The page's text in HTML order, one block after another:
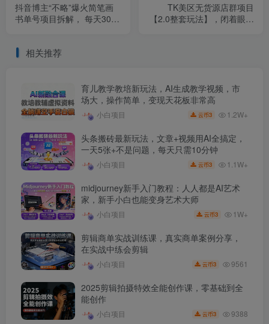
抖音博主“不略”爆火简笔画
书单号项目拆解， 每天30分
TK美区无货源店群项目
【2.0整套玩法】，闭着眼睛
相关推荐
育儿教学教培新玩法，AI生成教学视频，市
场大，操作简单，变现天花板非常高
小白项目 云币3 1.2W+
头条搬砖最新玩法，文章+视频用AI全搞定，
一天5张+不是问题，每天只需10分钟
小白项目 云币3 1.1W+
midjourney新手入门教程：人人都是AI艺术
家，新手小白也能变身艺术大师
小白项目 云币3 1W+
剪辑商单实战训练课，真实商单案例分享，
在实战中练会剪辑
小白项目 云币3 9561
2025剪辑拍摄特效全能创作课，零基础到全
能创作
小白项目 云币3 9388